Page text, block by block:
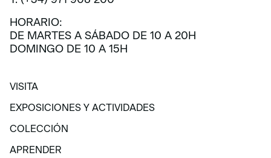
HORARIO:
DE MARTES A SÁBADO DE 10 A 20H
DOMINGO DE 10 A 15H
VISITA
VISITA
EXPOSICIONES Y ACTIVIDADES
EXPOSICIONES Y ACTIVIDADES
COLECCIÓN
COLECCIÓN
APRENDER